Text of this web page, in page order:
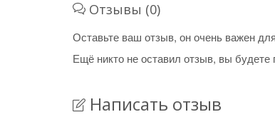
Отзывы (0)
Оставьте ваш отзыв, он очень важен
Ещё никто не оставил отзыв, вы будете
Написать отзыв